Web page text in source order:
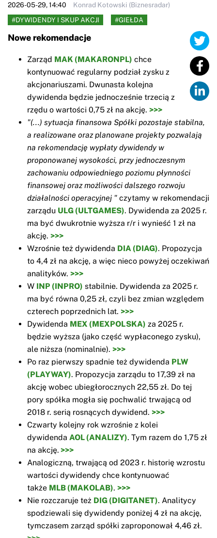
2026-05-29, 14:40
Konrad Kotowski (Biznesradar)
#DYWIDENDY I SKUP AKCJI
#GIEŁDA
Nowe rekomendacje
Zarząd MAK (MAKARONPL) chce
kontynuować regularny podział zysku z
akcjonariuszami. Dwunasta kolejna
dywidenda będzie jednocześnie trzecią z
rzędu o wartości 0,75 zł na akcję. >>>
"(...) sytuacja finansowa Spółki pozostaje stabilna,
a realizowane oraz planowane projekty pozwalają
na rekomendację wypłaty dywidendy w
proponowanej wysokości, przy jednoczesnym
zachowaniu odpowiedniego poziomu płynności
finansowej oraz możliwości dalszego rozwoju
działalności operacyjnej " czytamy w rekomendacji
zarządu ULG (ULTGAMES). Dywidenda za 2025 r.
ma być dwukrotnie wyższa r/r i wynieść 1 zł na
akcję. >>>
Wzrośnie też dywidenda DIA (DIAG). Propozycja
to 4,4 zł na akcję, a więc nieco powyżej oczekiwań
analityków. >>>
W INP (INPRO) stabilnie. Dywidenda za 2025 r.
ma być równa 0,25 zł, czyli bez zmian względem
czterech poprzednich lat. >>>
Dywidenda MEX (MEXPOLSKA) za 2025 r.
będzie wyższa (jako część wypłaconego zysku),
ale niższa (nominalnie). >>>
Po raz pierwszy spadnie też dywidenda PLW
(PLAYWAY). Propozycja zarządu to 17,39 zł na
akcję wobec ubiegłorocznych 22,55 zł. Do tej
pory spółka mogła się pochwalić trwającą od
2018 r. serią rosnących dywidend. >>>
Czwarty kolejny rok wzrośnie z kolei
dywidenda AOL (ANALIZY). Tym razem do 1,75 zł
na akcję. >>>
Analogiczną, trwającą od 2023 r. historię wzrostu
wartości dywidendy chce kontynuować
także MLB (MAKOLAB). >>>
Nie rozczaruje też DIG (DIGITANET). Analitycy
spodziewali się dywidendy poniżej 4 zł na akcję,
tymczasem zarząd spółki zaproponował 4,46 zł.